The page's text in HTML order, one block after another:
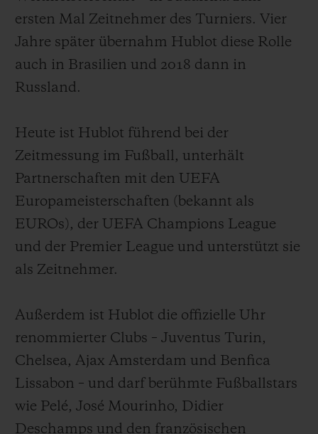
ersten Mal Zeitnehmer des Turniers. Vier
Jahre später übernahm Hublot diese Rolle
auch in Brasilien und 2018 dann in
Russland.
Heute ist Hublot führend bei der
Zeitmessung im Fußball, unterhält
Partnerschaften mit den UEFA
Europameisterschaften (bekannt als
EUROs), der UEFA Champions League
und der Premier League und unterstützt sie
als Zeitnehmer.
Außerdem ist Hublot die offizielle Uhr
renommierter Clubs – Juventus Turin,
Chelsea, Ajax Amsterdam und Benfica
Lissabon – und darf berühmte Fußballstars
wie Pelé, José Mourinho, Didier
Deschamps und den französischen